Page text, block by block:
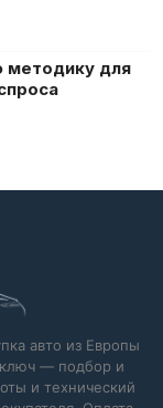
методику для
авто из Европы
ключ — подбор и
и технический